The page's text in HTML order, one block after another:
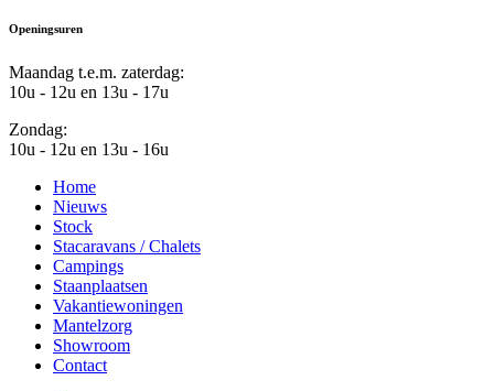
Openingsuren
Maandag t.e.m. zaterdag:
10u - 12u en 13u - 17u
Zondag:
10u - 12u en 13u - 16u
Home
Nieuws
Stock
Stacaravans / Chalets
Campings
Staanplaatsen
Vakantiewoningen
Mantelzorg
Showroom
Contact